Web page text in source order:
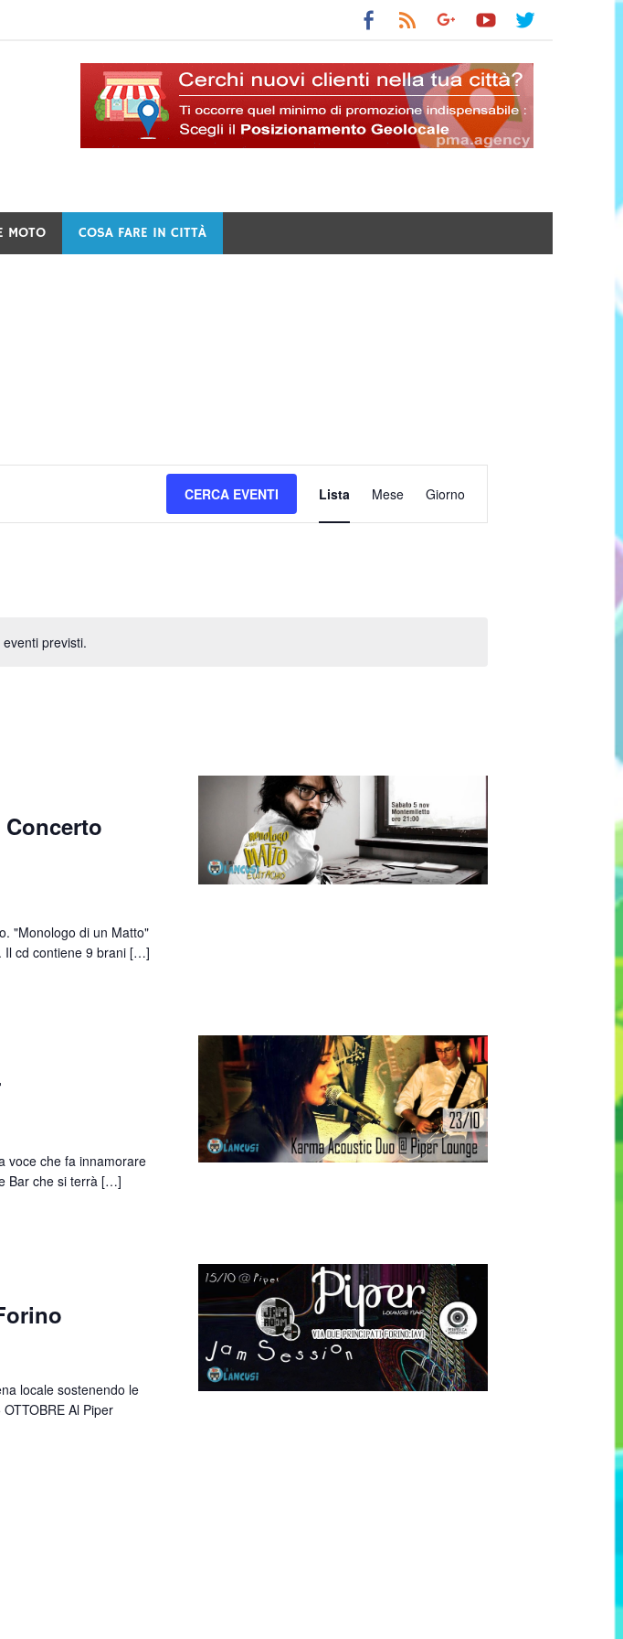
Lancusi
MOTO COSA FARE IN CITTÀ
previsti.
CERCA EVENTI Lista Mese Giorno
"Monologo di un Matto"
Il cd contiene 9 brani […]
voce che fa innamorare
Bar che si terrà […]
locale sostenendo le
Al Piper